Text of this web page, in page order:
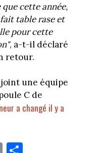
cette année,
table rase et
pour cette
, a-t-il déclaré
retour.
une équipe
C de
a changé il y a